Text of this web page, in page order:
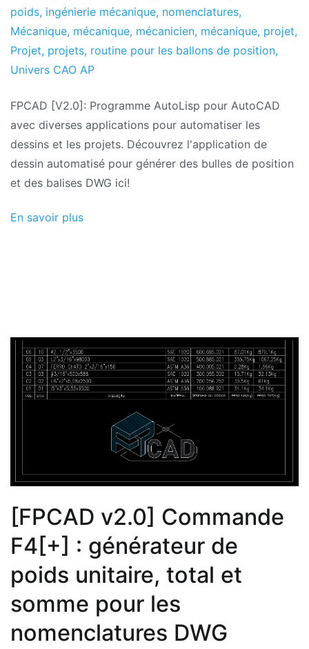
poids, ingénierie mécanique, nomenclatures,
Mécanique, mécanique, mécanicien, mécanique, projet,
Projet, projets, routine pour les ballons de position,
Univers CAO AP
FPCAD [V2.0]: Programme AutoLisp pour AutoCAD
avec diverses applications pour automatiser les
dessins et les projets. Découvrez l'application de
dessin automatisé pour générer des bulles de position
et des balises DWG ici!
En savoir plus
[FPCAD v2.0] Commande
F4[+] : générateur de
poids unitaire, total et
somme pour les
nomenclatures DWG